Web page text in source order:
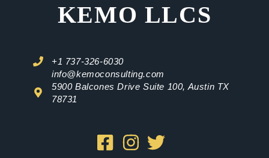
KEMO LLCS
+1 737-326-6030
info@kemoconsulting.com
5900 Balcones Drive Suite 100, Austin TX
78731